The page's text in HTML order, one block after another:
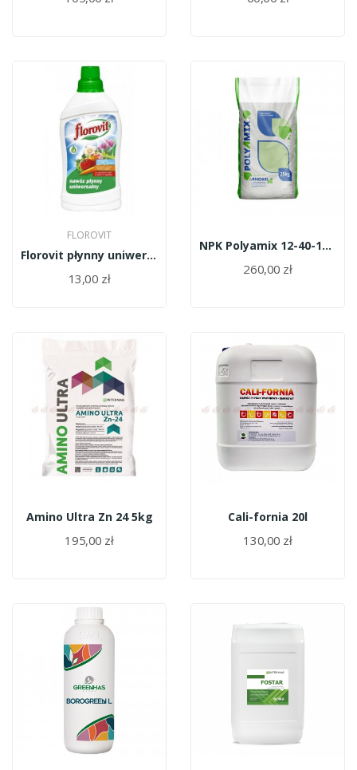
FLOROVIT
Florovit płynny uniwersalny 1l
13,00 zł
NPK Polyamix 12-40-12 25kg
260,00 zł
Amino Ultra Zn 24 5kg
195,00 zł
Cali-fornia 20l
130,00 zł